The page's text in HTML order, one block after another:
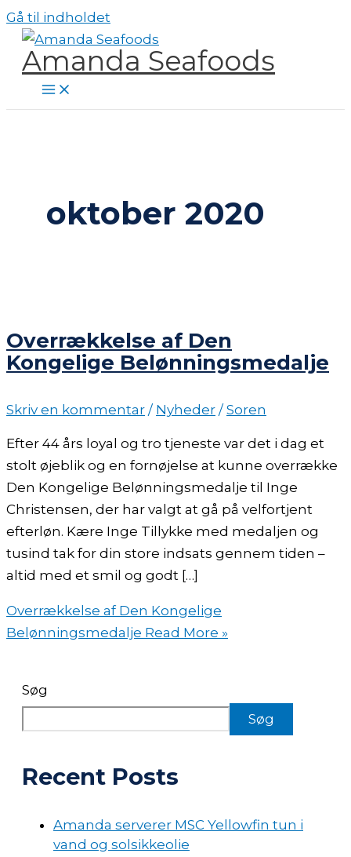
Gå til indholdet
Amanda Seafoods
oktober 2020
Overrækkelse af Den
Kongelige Belønningsmedalje
Skriv en kommentar / Nyheder /Soren
Efter 44 års loyal og tro tjeneste var det i dag et
stolt øjeblik og en fornøjelse at kunne overrække
Den Kongelige Belønningsmedalje til Inge
Christensen, der har valgt at gå på velfortjent
efterløn. Kære Inge Tillykke med medaljen og
tusind tak for din store indsats gennem tiden –
altid med et smil og godt […]
Overrækkelse af Den Kongelige
Belønningsmedalje Read More »
Søg
Søg
Recent Posts
Amanda serverer MSC Yellowfin tun i
vand og solsikkeolie